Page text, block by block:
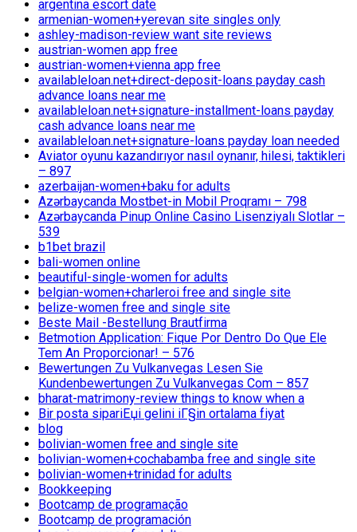
argentina escort date
armenian-women+yerevan site singles only
ashley-madison-review want site reviews
austrian-women app free
austrian-women+vienna app free
availableloan.net+direct-deposit-loans payday cash
advance loans near me
availableloan.net+signature-installment-loans payday
cash advance loans near me
availableloan.net+signature-loans payday loan needed
Aviator oyunu kazandırıyor nasıl oynanır, hilesi, taktikleri
– 897
azerbaijan-women+baku for adults
Azərbaycanda Mostbet-in Mobil Proqramı – 798
Azərbaycanda Pinup Online Casino Lisenziyalı Slotlar –
539
b1bet brazil
bali-women online
beautiful-single-women for adults
belgian-women+charleroi free and single site
belize-women free and single site
Beste Mail -Bestellung Brautfirma
Betmotion Application: Fique Por Dentro Do Que Ele
Tem An Proporcionar! – 576
Bewertungen Zu Vulkanvegas Lesen Sie
Kundenbewertungen Zu Vulkanvegas Com – 857
bharat-matrimony-review things to know when a
Bir posta sipariЕџi gelini iГ§in ortalama fiyat
blog
bolivian-women free and single site
bolivian-women+cochabamba free and single site
bolivian-women+trinidad for adults
Bookkeeping
Bootcamp de programação
Bootcamp de programación